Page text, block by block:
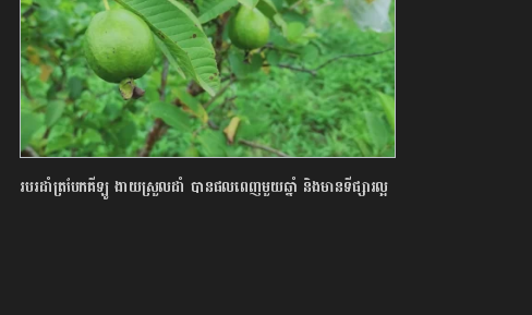
របរដាំត្របែកគីឡូ ងាយស្រួលដាំ បានផលពេញមួយឆ្នាំ និងមានទីផ្សារល្អ